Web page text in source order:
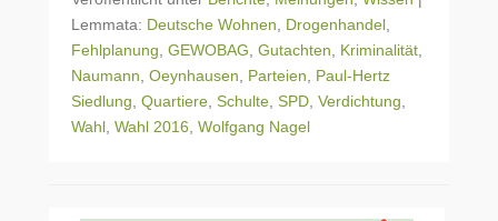
Lemmata: Deutsche Wohnen Drogenhandel
Fehlplanung GEWOBAG Gutachten Kriminalität
Naumann Oeynhausen Parteien
Paul-Hertz
Siedlung Quartiere Schulte SPD Verdichtung
Wahl Wahl 2016 Wolfgang Nagel